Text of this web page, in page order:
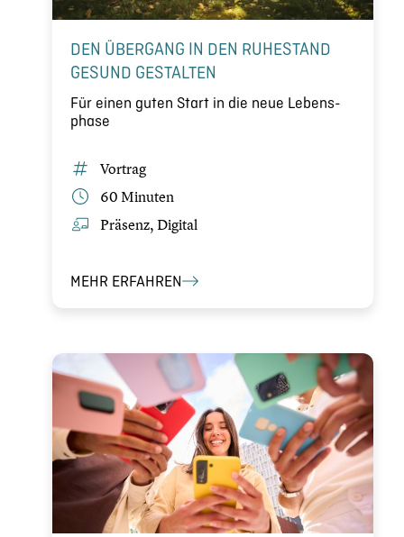
DEN ÜBERGANG IN DEN RUHESTAND
GESUND GESTALTEN
Für einen guten Start in die neue Lebens­
phase
Vortrag
60 Minuten
Präsenz, Digital
MEHR ERFAHREN